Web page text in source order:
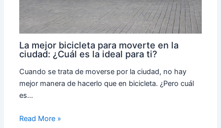
La mejor bicicleta para moverte en la
ciudad: ¿Cuál es la ideal para ti?
Cuando se trata de moverse por la ciudad, no hay
mejor manera de hacerlo que en bicicleta. ¿Pero cuál
es…
Read More »